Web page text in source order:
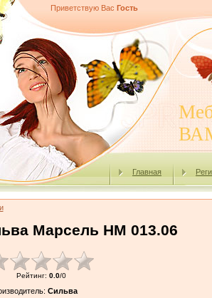
Приветствую Вас Гость
Главная
Марсель НМ 013.06
Рейтинг: 0.0/0
: Сильва